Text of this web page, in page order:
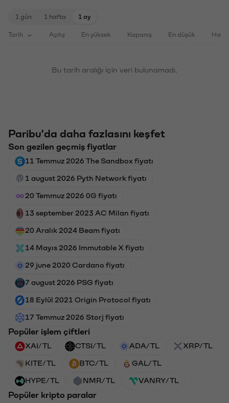
1 gün 1 hafta 1 ay
Tarih Açılış En yüksek Kapanış En düşük
Bu tarih aralığı için veri bulunamadı.
Paribu'da daha fazlasını keşfet
Son gezilen geçmiş fiyatlar
11 Temmuz 2026 The Sandbox fiyatı
1 august 2026 Pyth Network fiyatı
20 Temmuz 2026 0G fiyatı
13 september 2023 AC Milan fiyatı
20 Aralık 2024 Beam fiyatı
14 Mayıs 2026 Immutable X fiyatı
29 june 2020 Cardano fiyatı
7 august 2026 PSG fiyatı
18 Eylül 2021 Origin Protocol fiyatı
17 Temmuz 2026 Storj fiyatı
Popüler işlem çiftleri
XAI/TL CTSI/TL ADA/TL XRP/TL
KITE/TL BTC/TL GAL/TL
HYPE/TL NMR/TL VANRY/TL
Popüler kripto paralar